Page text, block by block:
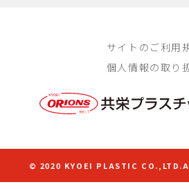
サイトのご利用
個人情報の取り
© 2020 KYOEI PLASTIC